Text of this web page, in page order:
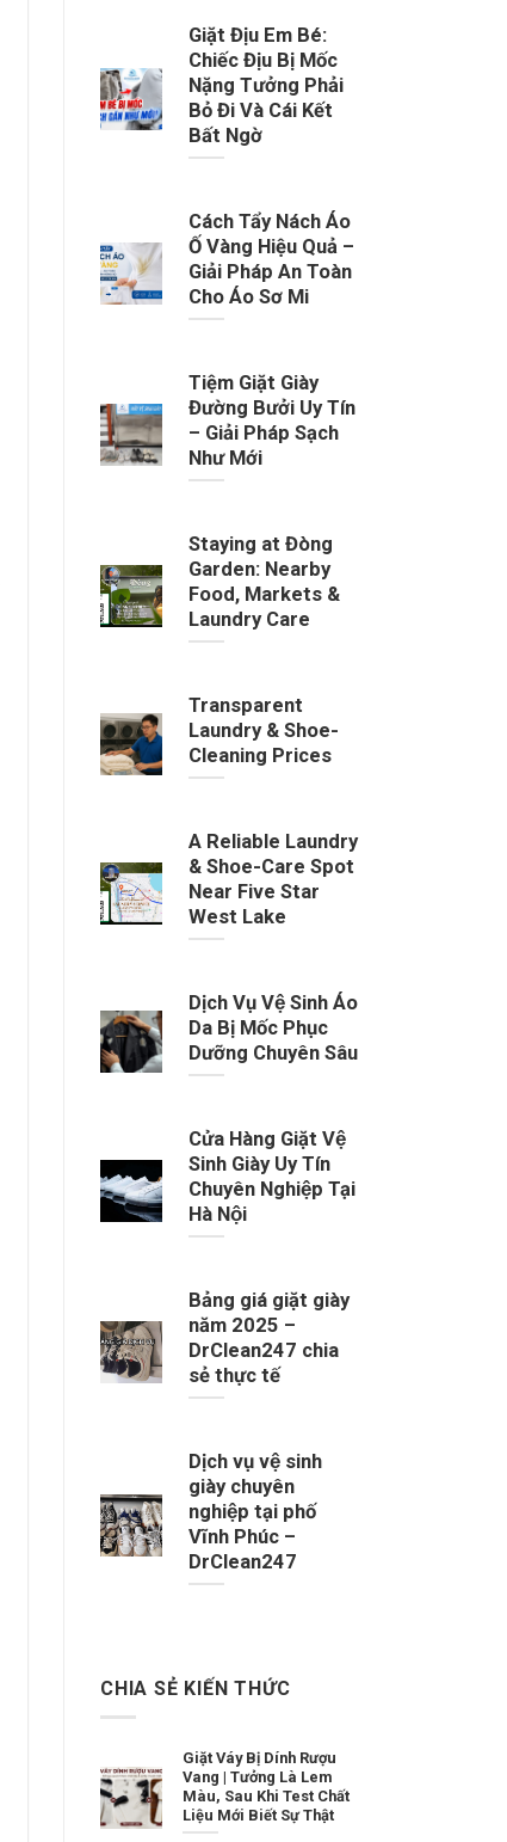
Giặt Địu Em Bé:
Chiếc Địu Bị Mốc
Nặng Tưởng Phải
Bỏ Đi Và Cái Kết
Bất Ngờ
Cách Tẩy Nách Áo
Ố Vàng Hiệu Quả –
Giải Pháp An Toàn
Cho Áo Sơ Mi
Tiệm Giặt Giày
Đường Bưởi Uy Tín
– Giải Pháp Sạch
Như Mới
Staying at Đòng
Garden: Nearby
Food, Markets &
Laundry Care
Transparent
Laundry & Shoe-
Cleaning Prices
A Reliable Laundry
& Shoe-Care Spot
Near Five Star
West Lake
Dịch Vụ Vệ Sinh Áo
Da Bị Mốc Phục
Dưỡng Chuyên Sâu
Cửa Hàng Giặt Vệ
Sinh Giày Uy Tín
Chuyên Nghiệp Tại
Hà Nội
Bảng giá giặt giày
năm 2025 –
DrClean247 chia
sẻ thực tế
Dịch vụ vệ sinh
giày chuyên
nghiệp tại phố
Vĩnh Phúc –
DrClean247
CHIA SẺ KIẾN THỨC
Giặt Váy Bị Dính Rượu
Vang | Tưởng Là Lem
Màu, Sau Khi Test Chất
Liệu Mới Biết Sự Thật